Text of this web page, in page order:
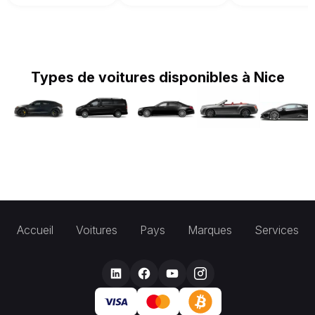
Types de voitures disponibles à Nice
Accueil Voitures Pays Marques Services